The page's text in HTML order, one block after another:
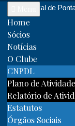
Clube Naval de
Home
Sócios
Notícias
O Clube
CNPDL
Plano de
Relatório de
Estatutos
Órgãos Sociais